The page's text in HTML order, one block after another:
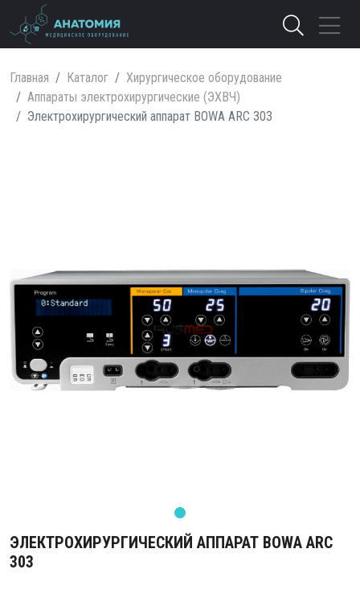
Главная Каталог
Хирургическое оборудование
Аппараты электрохирургические (ЭХВЧ)
Электрохирургический аппарат BOWA ARC 303
ЭЛЕКТРОХИРУРГИЧЕСКИЙ АППАРАТ BOWA ARC
303